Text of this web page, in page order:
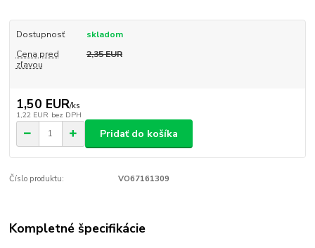
Dostupnosť
skladom
Cena pred
zľavou
2,35 EUR
1,50 EUR/ks
1,22 EUR bez DPH
Pridať do košíka
Číslo produktu: VO67161309
Kompletné špecifikácie